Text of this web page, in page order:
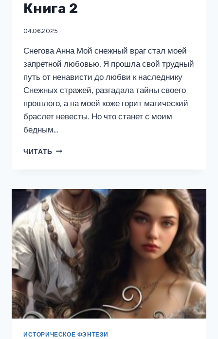
Книга 2
04.06.2025
Снегова Анна Мой снежный враг стал моей
запретной любовью. Я прошла свой трудный
путь от ненависти до любви к наследнику
Снежных стражей, разгадала тайны своего
прошлого, а на моей коже горит магический
браслет невесты. Но что станет с моим
бедным…
ЧИТАТЬ МОЙ
2
ИСТОРИЧЕСКОЕ ФЭНТЕЗИ